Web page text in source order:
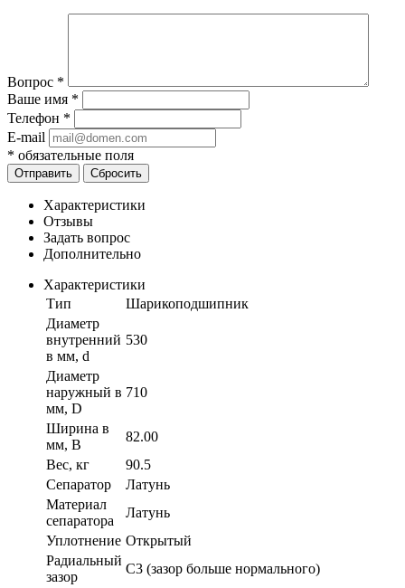
Вопрос *
Ваше имя *
Телефон *
E-mail
* обязательные поля
Отправить Сбросить
Характеристики
Отзывы
Задать вопрос
Дополнительно
Характеристики
Тип
Шарикоподшипник
Диаметр
внутренний
в мм, d
530
Диаметр
наружный в
мм, D
710
Ширина в
мм, B
82.00
Вес, кг
90.5
Сепаратор
Латунь
Материал
сепаратора
Латунь
Уплотнение Открытый
Радиальный
зазор
C3 (зазор больше нормального)